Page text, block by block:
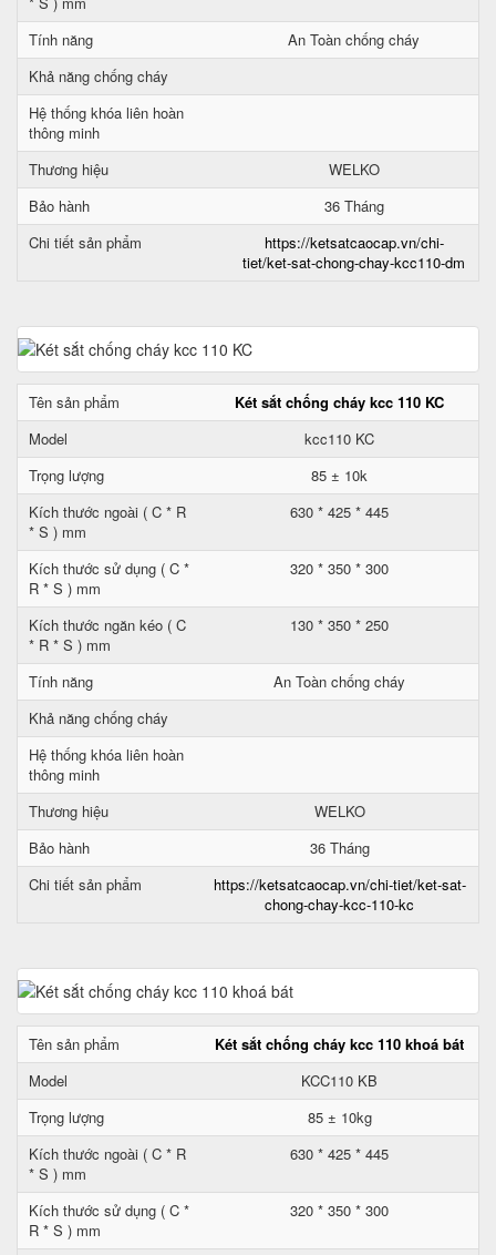
Tính năng
An Toàn chống cháy
Khả năng chống cháy
Hệ thống khóa liên hoàn
thông minh
Thương hiệu
WELKO
Bảo hành
36 Tháng
Chi tiết sản phẩm
https://ketsatcaocap.vn/chi-
tiet/ket-sat-chong-chay-kcc110-dm
Tên sản phẩm
Két sắt chống cháy kcc 110 KC
Model
kcc110 KC
Trọng lượng
85 ± 10k
Kích thước ngoài ( C * R
* S ) mm
630 * 425 * 445
Kích thước sử dụng ( C *
R * S ) mm
320 * 350 * 300
Kích thước ngăn kéo ( C
* R * S ) mm
130 * 350 * 250
Tính năng
An Toàn chống cháy
Khả năng chống cháy
Hệ thống khóa liên hoàn
thông minh
Thương hiệu
WELKO
Bảo hành
36 Tháng
Chi tiết sản phẩm
https://ketsatcaocap.vn/chi-tiet/ket-sat-
chong-chay-kcc-110-kc
Tên sản phẩm
Két sắt chống cháy kcc 110 khoá bát
Model
KCC110 KB
Trọng lượng
85 ± 10kg
Kích thước ngoài ( C * R
* S ) mm
630 * 425 * 445
Kích thước sử dụng ( C *
R * S ) mm
320 * 350 * 300